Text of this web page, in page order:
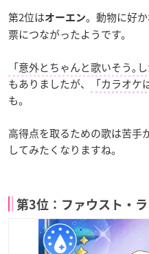
第2位はオーエン。動物に好
票につながったようです。
「意外とちゃんと歌いそう｡
もありましたが、
「カラオケ
も。
高得点を取るための歌は苦手
してみたくなりますね。
第3位：ファウスト・